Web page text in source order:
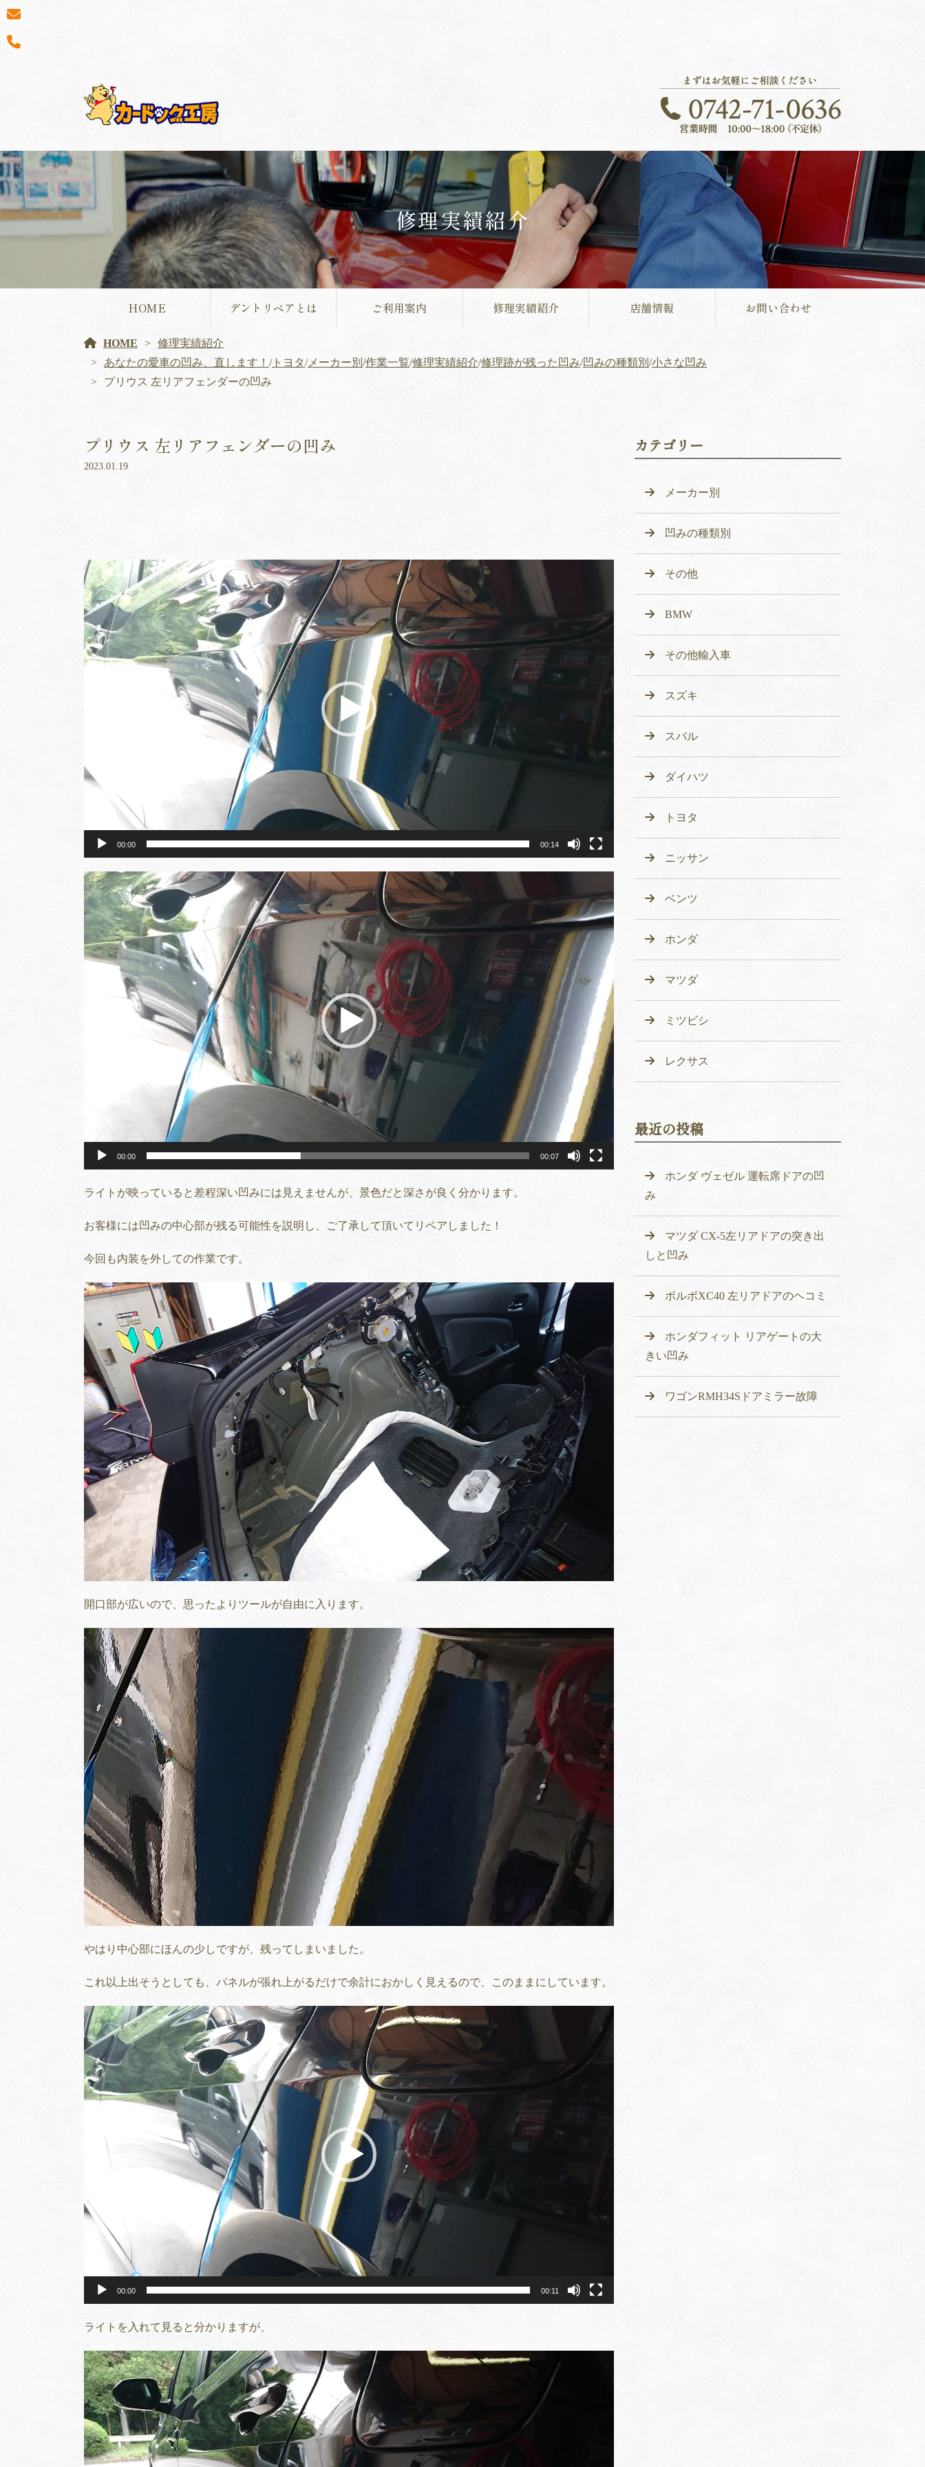
修理実績紹介
HOME デントリペアとは ご利用案内 修理実績紹介 店舗情報 お問い合わせ
HOME
修理実績紹介
あなたの愛車の凹み、直します！ /トヨタ/メーカー別 /作業一覧/修理実績紹介/修理跡が残った凹み/凹みの種類別 /小さな凹み
プリウス 左リアフェンダーの凹み
プリウス 左リアフェンダーの凹み
2023.01.19
動
画
プ
レ
ー
ヤ
00:00 00:14
動
画
プ
ー
00:00 00:07
ライトが映っていると差程深い凹みには見えませんが、景色だと深さが良く分かります。
お客様には凹みの中心部が残る可能性を説明し、ご了承して頂いてリペアしました！
今回も内装を外しての作業です。
開口部が広いので、思ったよりツールが自由に入ります。
やはり中心部にほんの少しですが、残ってしまいました。
これ以上出そうとしても、パネルが張れ上がるだけで余計におかしく見えるので、このままにしています。
動
画
プ
レ
ー
00:00 00:11
ライトを入れて見ると分かりますが、
動
画
プ
レ
ー
ヤ
カテゴリー
メーカー別
凹みの種類別
その他
BMW
その他輸入車
スズキ
スバル
ダイハツ
トヨタ
ニッサン
ベンツ
ホンダ
マツダ
ミツビシ
レクサス
最近の投稿
ホンダ ヴェゼル 運転席ドアの凹
み
マツダ CX-5左リアドアの突き出
しと凹み
ボルボXC40 左リアドアのヘコミ
ホンダフィット リアゲートの大
きい凹み
ワゴンRMH34Sドアミラー故障